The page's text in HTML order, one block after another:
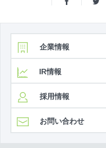
企業情報
IR情報
採用情報
お問い合わせ